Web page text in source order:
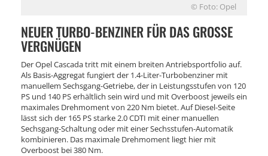
© Foto: Opel
NEUER TURBO-BENZINER FÜR DAS GROSSE V
ERGNÜGEN
Der Opel Cascada tritt mit einem breiten Antriebsportfolio auf.
Als Basis-Aggregat fungiert der 1.4-Liter-Turbobenziner mit
manuellem Sechsgang-Getriebe, der in Leistungsstufen von 120
PS und 140 PS erhältlich sein wird und mit Overboost jeweils ein
maximales Drehmoment von 220 Nm bietet. Auf Diesel-Seite
lässt sich der 165 PS starke 2.0 CDTI mit einer manuellen
Sechsgang-Schaltung oder mit einer Sechsstufen-Automatik
kombinieren. Das maximale Drehmoment liegt hier mit
Overboost bei 380 Nm.